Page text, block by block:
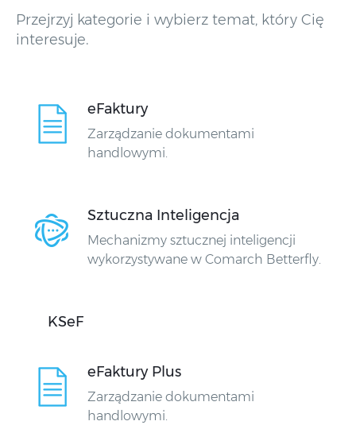
Przejrzyj kategorie i wybierz temat, który Cię
interesuje.
eFaktury
Zarządzanie dokumentami
handlowymi.
Sztuczna Inteligencja
Mechanizmy sztucznej inteligencji
wykorzystywane w Comarch Betterfly.
KSeF
eFaktury Plus
Zarządzanie dokumentami
handlowymi.